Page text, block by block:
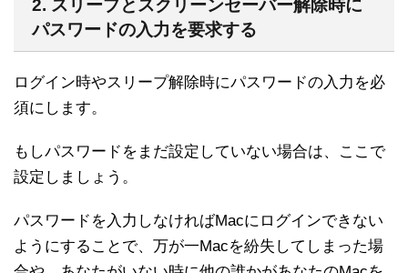
2. スリープとスクリーンセーバー解除時に
パスワードの入力を要求する
ログイン時やスリープ解除時にパスワードの入力を必
須にします。
もしパスワードをまだ設定していない場合は、ここで
設定しましょう。
パスワードを入力しなければMacにログインできない
ようにすることで、万が一Macを紛失してしまった場